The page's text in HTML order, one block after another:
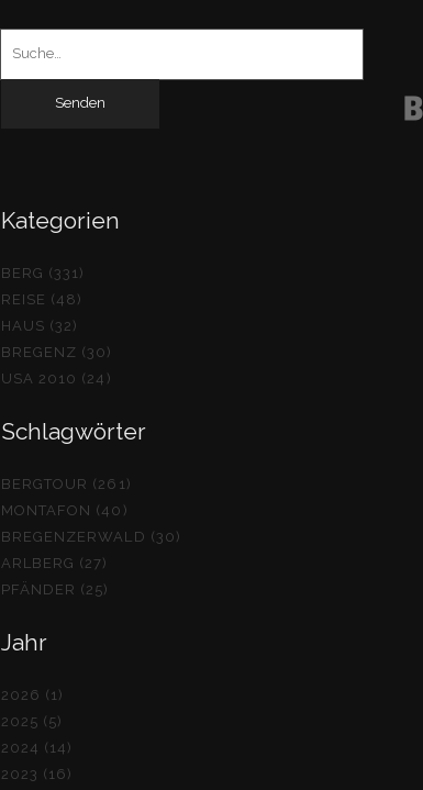
Kategorien
BERG (331)
REISE (48)
HAUS (32)
BREGENZ (30)
USA 2010 (24)
Schlagwörter
BERGTOUR (261)
MONTAFON (40)
BREGENZERWALD (30)
ARLBERG (27)
PFÄNDER (25)
Jahr
2026 (1)
2025 (5)
2024 (14)
2023 (16)